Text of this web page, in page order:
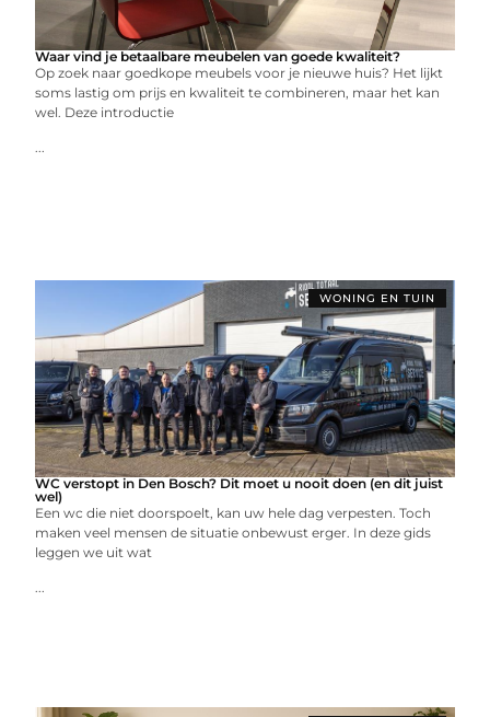
Waar vind je betaalbare meubelen van goede kwaliteit?
Op zoek naar goedkope meubels voor je nieuwe huis? Het lijkt
soms lastig om prijs en kwaliteit te combineren, maar het kan
wel. Deze introductie
...
WONING EN TUIN
WC verstopt in Den Bosch? Dit moet u nooit doen (en dit juist
wel)
Een wc die niet doorspoelt, kan uw hele dag verpesten. Toch
maken veel mensen de situatie onbewust erger. In deze gids
leggen we uit wat
...